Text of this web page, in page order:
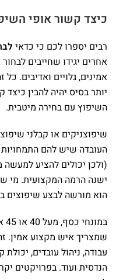
כיצד קשור אופי
רבים יספרו לכם כי כדאי
אחרים יגידו שחייבים
אמינים, גלויים ואדיבים. כל
יותר בסיס יהיה להבין
השיפוץ עם בחירה מיטבית.
שיפוצניקים או קבלני
העובדה שיש להם
(ולכן יכולים להציע למעשה
ישנה הרמה המקצועית. מי
הוא מורשה לבצע שיפוצים
שמצריך איש מקצוע אמין.
עבודה, ניהול עובדים,
הנדסית ועוד. בפרויקטים